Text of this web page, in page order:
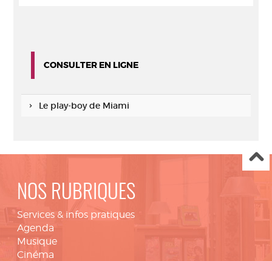
CONSULTER EN LIGNE
Le play-boy de Miami
NOS RUBRIQUES
Services & infos pratiques
Agenda
Musique
Cinéma